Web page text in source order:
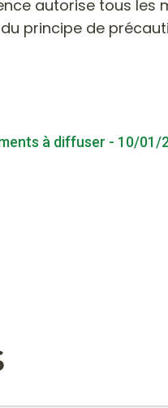
autorise tous les
principe de
à diffuser - 10/01/